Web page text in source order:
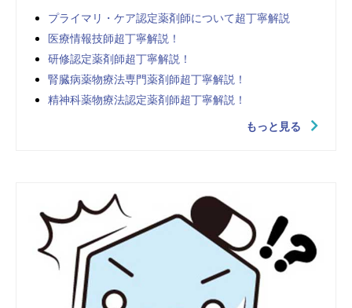
プライマリ・ケア認定薬剤師について超丁寧解説
医療情報技師超丁寧解説！
研修認定薬剤師超丁寧解説！
腎臓病薬物療法専門薬剤師超丁寧解説！
精神科薬物療法認定薬剤師超丁寧解説！
もっと見る